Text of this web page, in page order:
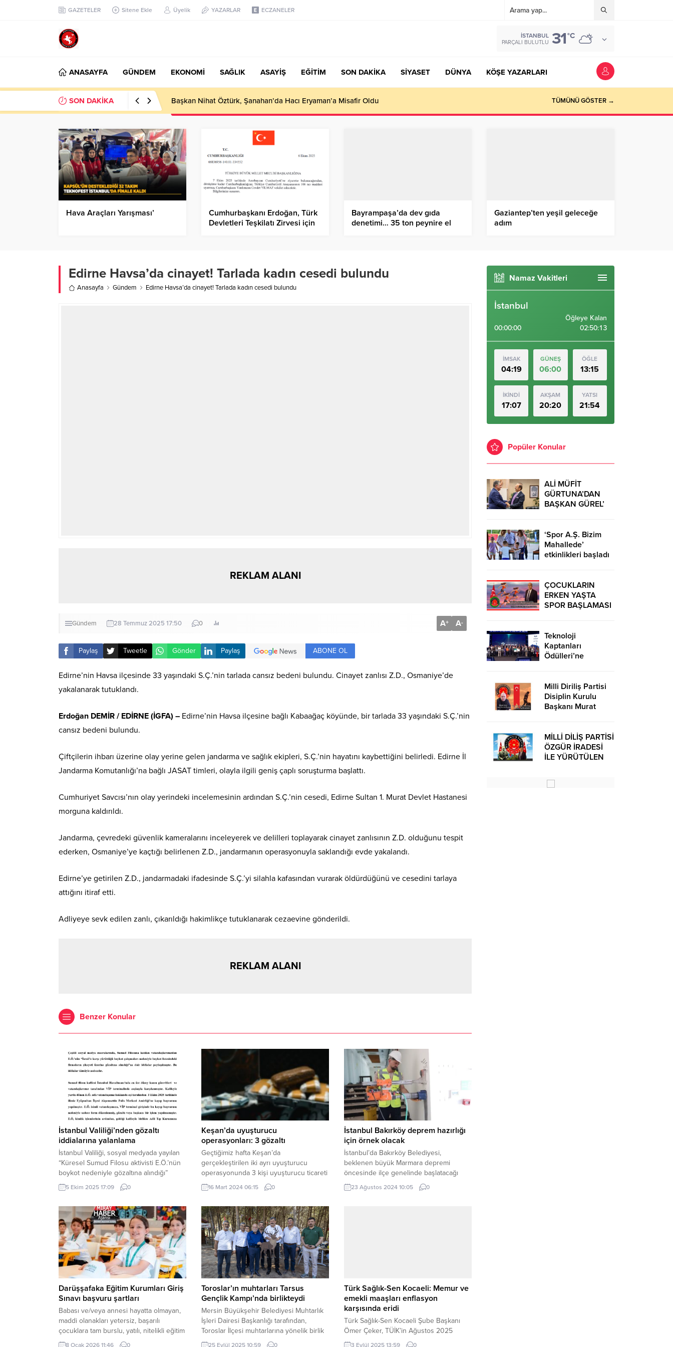
GAZETELER Sitene Ekle Üyelik YAZARLAR ECZANELER
İSTANBUL
PARÇALI BULUTLU 31°C
ANASAYFA GÜNDEM EKONOMİ SAĞLIK ASAYİŞ EĞİTİM SON DAKİKA SİYASET DÜNYA KÖŞE YAZARLARI
SON DAKİKA Başkan Nihat Öztürk, Şanahan’da Hacı Eryaman’a Misafir Oldu TÜMÜNÜ GÖSTER →
Hava Araçları Yarışması’
Cumhurbaşkanı Erdoğan, Türk
Devletleri Teşkilatı Zirvesi için
Bayrampaşa’da dev gıda
denetimi… 35 ton peynire el
Gaziantep’ten yeşil geleceğe
adım
Edirne Havsa’da cinayet! Tarlada kadın cesedi bulundu
Anasayfa Gündem Edirne Havsa’da cinayet! Tarlada kadın cesedi bulundu
REKLAM ALANI
Gündem 28 Temmuz 2025 17:50 0 A+ A-
Paylaş Tweetle Gönder Paylaş ABONE OL
Edirne’nin Havsa ilçesinde 33 yaşındaki S.Ç.’nin tarlada cansız bedeni bulundu. Cinayet zanlısı Z.D., Osmaniye’de
yakalanarak tutuklandı.
Erdoğan DEMİR / EDİRNE (İGFA) – Edirne’nin Havsa ilçesine bağlı Kabaağaç köyünde, bir tarlada 33 yaşındaki S.Ç.’nin
cansız bedeni bulundu.
Çiftçilerin ihbarı üzerine olay yerine gelen jandarma ve sağlık ekipleri, S.Ç.’nin hayatını kaybettiğini belirledi. Edirne İl
Jandarma Komutanlığı’na bağlı JASAT timleri, olayla ilgili geniş çaplı soruşturma başlattı.
Cumhuriyet Savcısı’nın olay yerindeki incelemesinin ardından S.Ç.’nin cesedi, Edirne Sultan 1. Murat Devlet Hastanesi
morguna kaldırıldı.
Jandarma, çevredeki güvenlik kameralarını inceleyerek ve delilleri toplayarak cinayet zanlısının Z.D. olduğunu tespit
ederken, Osmaniye’ye kaçtığı belirlenen Z.D., jandarmanın operasyonuyla saklandığı evde yakalandı.
Edirne’ye getirilen Z.D., jandarmadaki ifadesinde S.Ç.’yi silahla kafasından vurarak öldürdüğünü ve cesedini tarlaya
attığını itiraf etti.
Adliyeye sevk edilen zanlı, çıkarıldığı hakimlikçe tutuklanarak cezaevine gönderildi.
REKLAM ALANI
Benzer Konular
İstanbul Valiliği’nden gözaltı
iddialarına yalanlama
İstanbul Valiliği, sosyal medyada yayılan
“Küresel Sumud Filosu aktivisti E.Ö.’nün
boykot nedeniyle gözaltına alındığı”
iddialarını yalanladı. Valilik, “Kafile VIP
terminalinde coşkuyla karşılandı; E.Ö.
yapılmıştı. Kötü muamele veya gözaltı
iddiaları gerçeği yansıtmıyor” dedi.
İSTANBUL (İGFA) – İstanbul Valiliği, 5
Ekim 2025’te sosyal medya mecralarında
dolaşıma giren...
5 Ekim 2025 17:09 0
Keşan’da uyuşturucu
operasyonları: 3 gözaltı
Geçtiğimiz hafta Keşan’da
gerçekleştirilen iki ayrı uyuşturucu
operasyonunda 3 kişi uyuşturucu ticareti
ve kullanımı suçundan gözaltına alındı.
Erdoğan DEMİR / EDİRNE (İGFA) – İlk
22:30’da Büyük Cami Mahallesi İsmail
Saraç Caddesi’nde gerçekleşti. Polis
ekipleri, yaptıkları operasyonda H.Ö.
ve Ç.İ. isimli şüphelilerin evinde arama
yaptı. Aramada, Lyrica (LyricayadaGalara)...
16 Mart 2024 06:15 0
İstanbul Bakırköy deprem hazırlığı
için örnek olacak
İstanbul’da Bakırköy Belediyesi,
beklenen büyük Marmara depremi
öncesinde ilçe genelinde başlatacağı
bina dayanıklılık testlerine, örnek teşkil
etmesi amacıyla kendi binalarını test
23 Ağustos 2024 10:05 0
Darüşşafaka Eğitim Kurumları Giriş
Sınavı başvuru şartları
Babası ve/veya annesi hayatta olmayan,
maddi olanakları yetersiz, başarılı
çocuklara tam burslu, yatılı, nitelikli eğitim
fırsatı tanıyan Darüşşafaka Eğitim
8 Ocak 2026 11:46 0
Toroslar’ın muhtarları Tarsus
Gençlik Kampı’nda birlikteydi
Mersin Büyükşehir Belediyesi Muhtarlık
İşleri Dairesi Başkanlığı tarafından,
Toroslar İlçesi muhtarlarına yönelik birlik
ve beraberlik programı düzenlendi.
25 Eylül 2025 10:59 0
Türk Sağlık-Sen Kocaeli: Memur ve
emekli maaşları enflasyon
karşısında eridi
Türk Sağlık-Sen Kocaeli Şube Başkanı
Ömer Çeker, TÜİK’in Ağustos 2025
enflasyon verilerini değerlendirdi. Yüzde
3 Eylül 2025 13:59 0
Namaz Vakitleri
İstanbul
00:00:00
Öğleye Kalan
02:50:12
İMSAK
04:19
GÜNEŞ
06:00
ÖĞLE
13:15
İKİNDİ
17:07
AKŞAM
20:20
YATSI
21:54
Popüler Konular
ALİ MÜFİT
GÜRTUNA’DAN
BAŞKAN GÜREL’
‘Spor A.Ş. Bizim
Mahallede’
etkinlikleri başladı
ÇOCUKLARIN
ERKEN YAŞTA
SPOR BAŞLAMASI
UZAK TUTUMUŞ
OLACAKTIR
Teknoloji
Kaptanları
Ödülleri’ne
Milli Diriliş Partisi
Disiplin Kurulu
Başkanı Murat
Basın Açıklaması
MİLLİ DİLİŞ PARTİSİ
ÖZGÜR İRADESİ
İLE YÜRÜTÜLEN
OLUŞUMUDUR